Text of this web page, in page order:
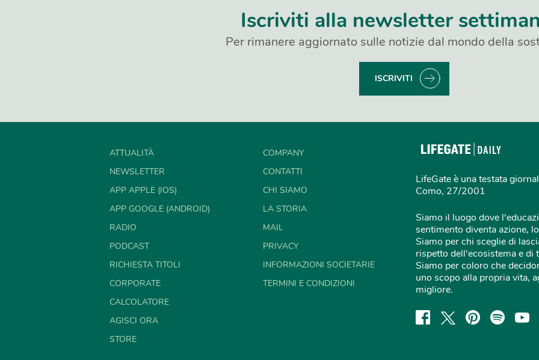
Iscriviti alla newsletter
Per rimanere aggiornato sulle notizie dal mondo della
ISCRIVITI
ATTUALITÀ
NEWSLETTER
APP APPLE (IOS)
APP GOOGLE (ANDROID)
RADIO
PODCAST
RICHIESTA TITOLI
CORPORATE
CALCOLATORE
AGISCI ORA
STORE
COMPANY
CONTATTI
CHI SIAMO
LA STORIA
MAIL
PRIVACY
INFORMAZIONI SOCIETARIE
TERMINI E CONDIZIONI
LifeGate è una testata
Como, 27/2001
Siamo il luogo dove
sentimento diventa azione,
Siamo per chi sceglie di
rispetto dell'ecosistema e di
Siamo per coloro che
uno scopo alla propria vita,
migliore.